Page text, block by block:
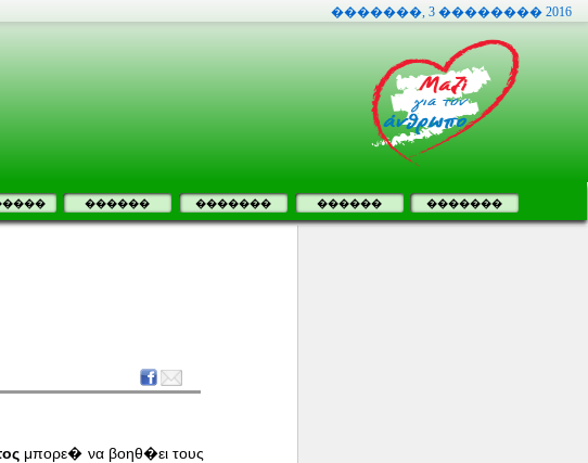
�������, 3 �������� 2016
������ ������� ������ �������
μπορε� να βοηθ�ει τους